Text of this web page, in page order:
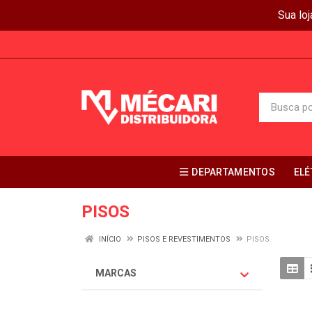
Sua
DEPARTAMENTOS
PISOS
INÍCIO PISOS E REVESTIMENTOS PISOS
MARCAS